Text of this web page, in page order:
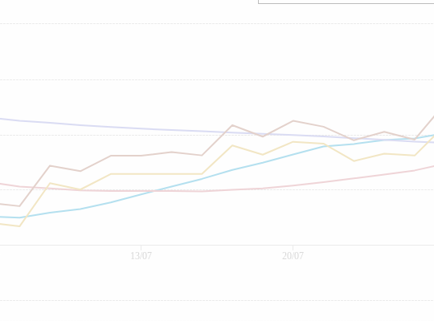
13/07 20/07